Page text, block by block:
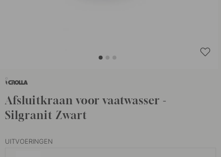
Afsluitkraan voor vaatwasser -
Silgranit Zwart
UITVOERINGEN